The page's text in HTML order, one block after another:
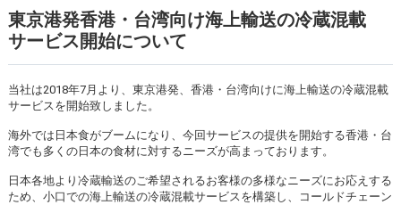
東京港発香港・台湾向け海上輸送の冷蔵混載
サービス開始について
当社は2018年7月より、東京港発、香港・台湾向けに海上輸送の冷蔵混載
サービスを開始致しました。
海外では日本食がブームになり、今回サービスの提供を開始する香港・台
湾でも多くの日本の食材に対するニーズが高まっております。
日本各地より冷蔵輸送のご希望されるお客様の多様なニーズにお応えする
ため、小口での海上輸送の冷蔵混載サービスを構築し、コールドチェーン